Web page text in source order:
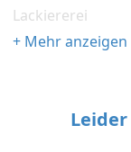
Lackiererei
+ Mehr anzeigen